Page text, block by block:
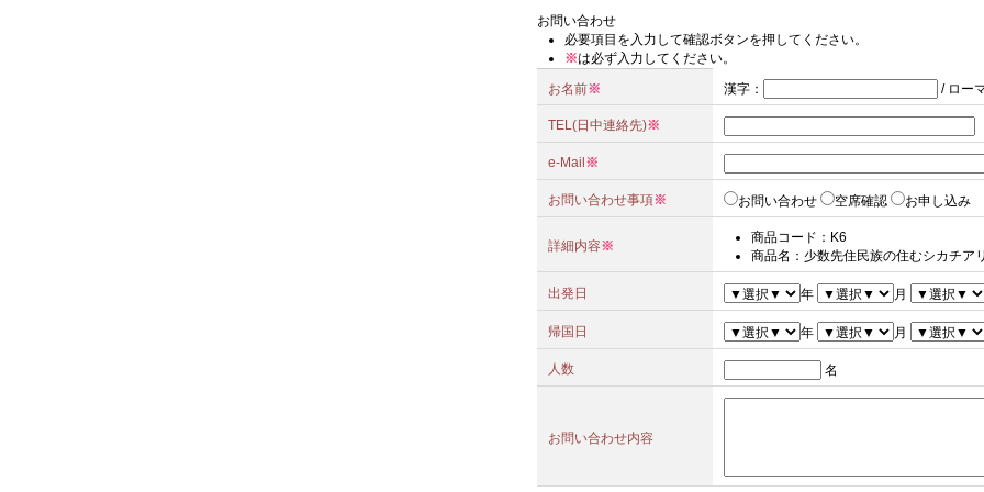
お問い合わせ
必要項目を入力して確認ボタンを押してください。
※は必ず入力してください。
お名前※ 漢字 ： / ロー
TEL(日中連絡先)※
e-Mail ※
お問い合わせ事項※ お問い合わせ 空席確認 お申し込み
詳細内容※
商品コード：K6
商品名：少数先住民族の住むシカチア
出発日 年 月
帰国日 年 月
人数 名
お問い合わせ内容